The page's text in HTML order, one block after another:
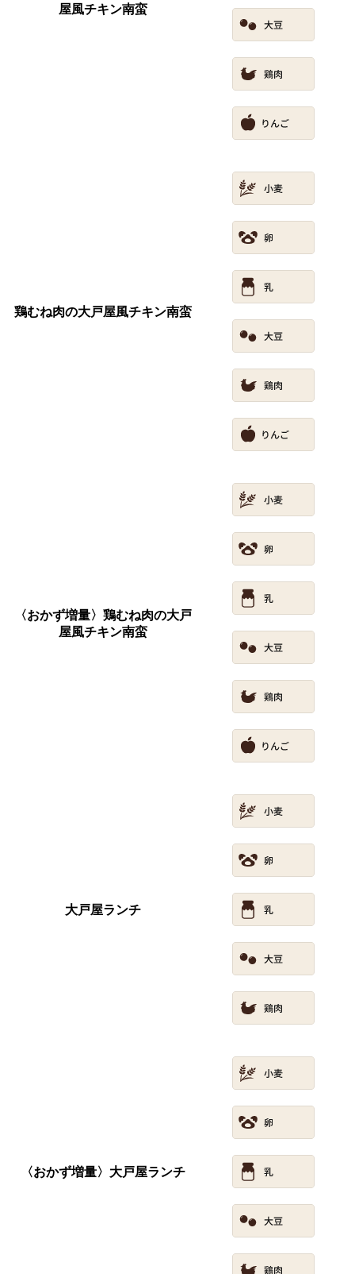
屋風チキン南蛮
鶏むね肉の大戸屋風チキン南蛮
〈おかず増量〉鶏むね肉の大戸
屋風チキン南蛮
大戸屋ランチ
〈おかず増量〉大戸屋ランチ